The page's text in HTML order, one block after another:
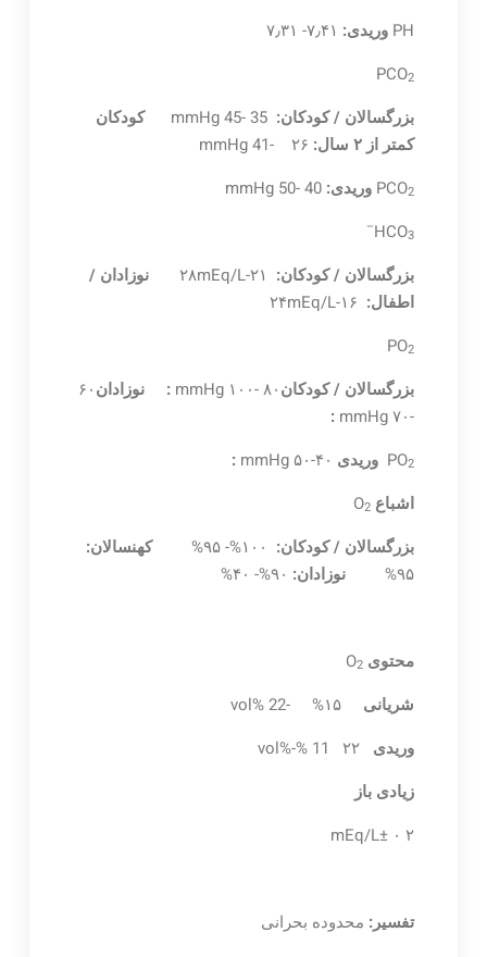
PH وریدی:
PCO2
بزرگسالان / کودکان:
کودکان
کمتر از ۲ سال:
PCO2 وریدی:
HCO3
–
بزرگسالان / کودکان:
نوزادان /
اطفال:
PO2
بزرگسالان / کودکان۸۰ -۱۰۰ mmHg : نوزادان۶۰
-۷۰ mmHg
:
PO2 وریدی
:
اشباع 2
بزرگسالان / کودکان:
کهنسالان:
۹۵%
نوزادان:
محتوی 2
شریانی
وریدی
زیادی باز
۲ mEq/L± ۰
تفسیر: محدوده بحرانی